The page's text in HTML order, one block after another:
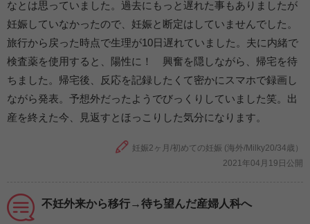
なとは思っていました。過去にもっと遅れた事もありましたが
妊娠していなかったので、妊娠と断定はしていませんでした。
旅行から戻った時点で生理が10日遅れていました。夫に内緒で
検査薬を使用すると、陽性に！ 興奮を隠しながら、帰宅を待
ちました。帰宅後、反応を記録したくて密かにスマホで録画し
ながら発表。予想外だったようでびっくりしていました笑。出
産を終えた今、見返すとほっこりした気分になります。
妊娠2ヶ月/初めての妊娠 (海外/Milky20/34歳）
2021年04月19日公開
不妊外来から移行→待ち望んだ産婦人科へ